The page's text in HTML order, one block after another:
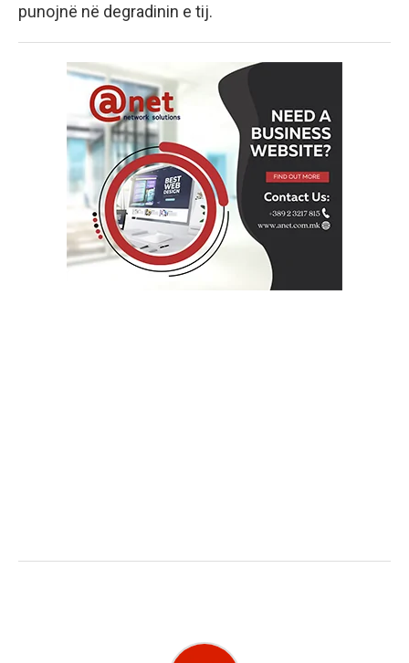
punojnë në degradinin e tij.